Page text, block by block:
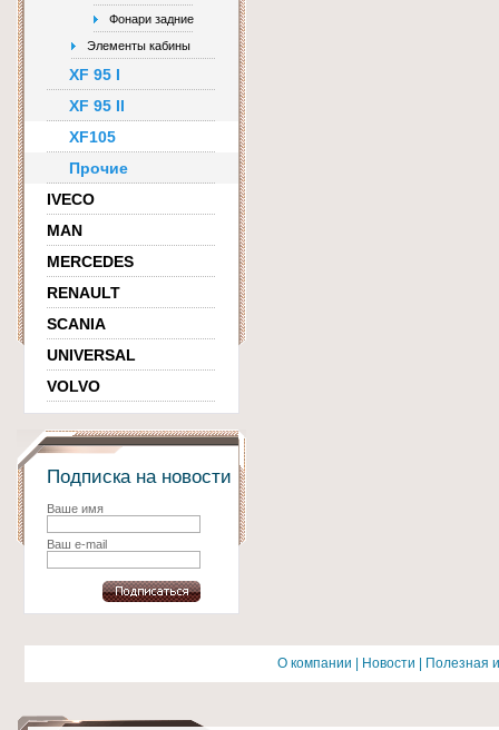
Фонари задние
Элементы кабины
XF 95 I
XF 95 II
XF105
Прочие
IVECO
MAN
MERCEDES
RENAULT
SCANIA
UNIVERSAL
VOLVO
Подписка на новости
Ваше имя
Ваш e-mail
О компании Новости Полезная